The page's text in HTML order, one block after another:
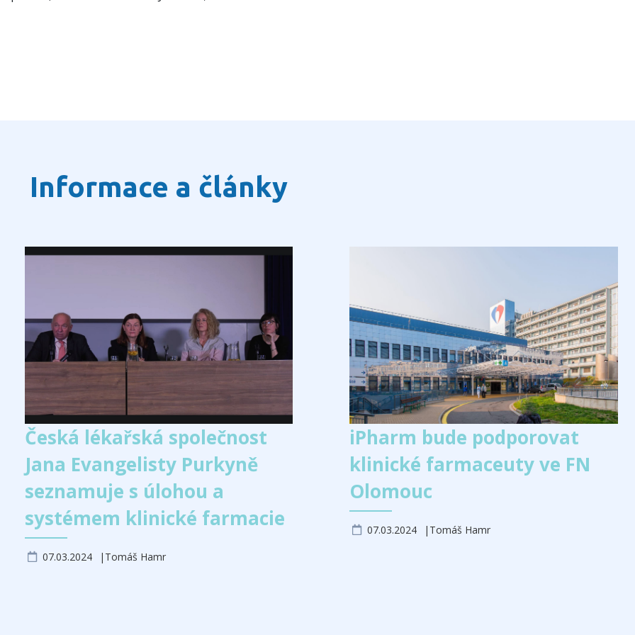
Informace a články
Česká lékařská společnost
Jana Evangelisty Purkyně
seznamuje s úlohou a
systémem klinické farmacie
07.03.2024 Tomáš Hamr
iPharm bude podporovat
klinické farmaceuty ve FN
Olomouc
07.03.2024 Tomáš Hamr